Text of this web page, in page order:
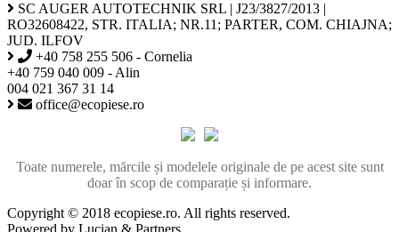
SC AUGER AUTOTECHNIK SRL | J23/3827/2013 |
RO32608422, STR. ITALIA; NR.11; PARTER, COM. CHIAJNA;
JUD. ILFOV
+40 758 255 506 - Cornelia
+40 759 040 009 - Alin
004 021 367 31 14
office@ecopiese.ro
Toate numerele, mărcile și modelele originale de pe acest site sunt
doar în scop de comparație și informare.
Copyright © 2018 ecopiese.ro. All rights reserved.
Powered by Lucian & Partners